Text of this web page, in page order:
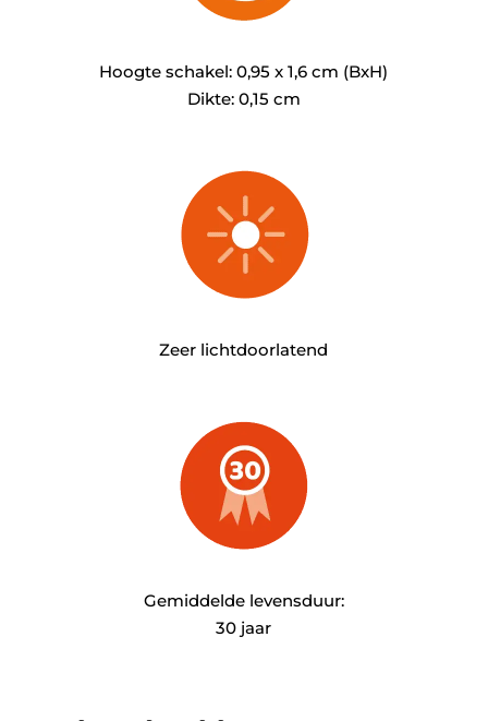
Hoogte schakel: 0,95 x 1,6 cm (BxH)
Dikte: 0,15 cm
Zeer lichtdoorlatend
Gemiddelde levensduur:
30 jaar